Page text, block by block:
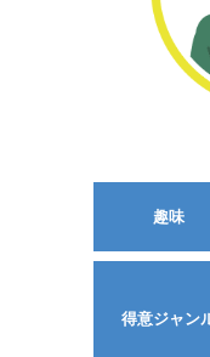
趣味
得意ジャン